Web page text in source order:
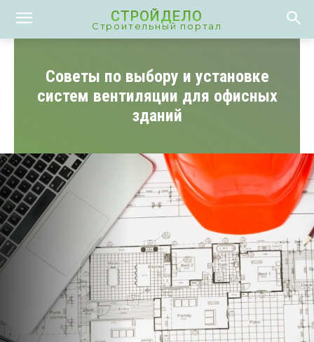
СТРОЙДЕЛО
Строительный портал
Советы по выбору и установке
систем вентиляции для офисных
зданий